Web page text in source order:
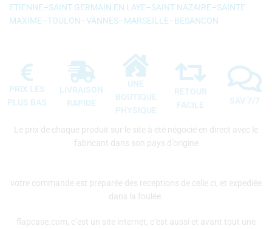
ETIENNE–SAINT GERMAIN EN LAYE–SAINT NAZAIRE–SAINTE
MAXIME–TOULON–VANNES–MARSEILLE–BESANCON
PRIX LES
PLUS BAS
LIVRAISON
RAPIDE
UNE
BOUTIQUE
PHYSIQUE
RETOUR
FACILE
SAV 7/7
Le prix de chaque produit sur le site à été négocié en direct avec le
fabricant dans son pays d’origine
votre commande est preparée des receptions de celle ci, et expediée
dans la foulée.
flapcase.com, c’est un site internet, c’est aussi et avant tout une